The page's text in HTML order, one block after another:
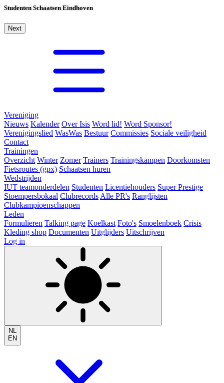
Studenten Schaatsen Eindhoven
Next
Vereniging
Nieuws Kalender Over Isis Word lid! Word Sponsor!
Verenigingslied WasWas Bestuur Commissies Sociale veiligheid
Contact
Trainingen
Overzicht Winter Zomer Trainers Trainingskampen Doorkomsten
Fietsroutes (gpx) Schaatsen huren
Wedstrijden
IUT teamonderdelen Studenten Licentiehouders Super Prestige
Stoempersbokaal Clubrecords Alle PR's Ranglijsten
Clubkampioenschappen
Leden
Formulieren Talking page Koelkast Foto's Smoelenboek Crisis
Kleding shop Documenten Uitglijders Uitschrijven
Log in
NL
EN